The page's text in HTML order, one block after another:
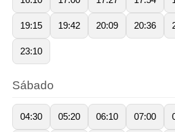
19:15 19:42 20:09 20:36
23:10
Sábado
04:30 05:20 06:10 07:00